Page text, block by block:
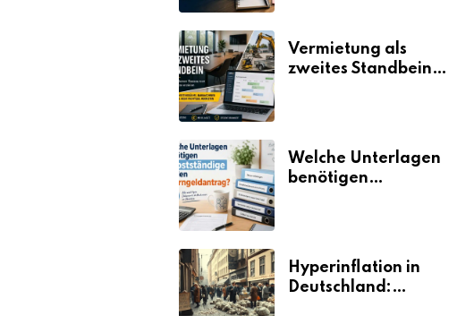
Vermietung als
zweites Standbein:
Umsätze machen
Welche Unterlagen
benötigen
Hyperinflation in
Deutschland: